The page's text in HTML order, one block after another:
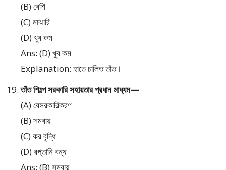
(B) বেশি
(C) মাঝারি
(D) খুব কম
Ans: (D) খুব কম
Explanation: হাতে চালিত তাঁত।
তাঁত শিল্পে সরকারি সহায়তার প্রধান মাধ্যম—
(A) বেসরকারিকরণ
(B) সমবায়
(C) কর বৃদ্ধি
(D) রপ্তানি বন্ধ
Ans: (B) সমবায়